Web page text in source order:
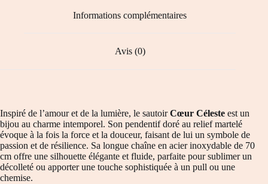
Informations complémentaires
Avis (0)
Inspiré de l’amour et de la lumière, le sautoirCœur Céleste est un
bijou au charme intemporel. Son pendentif doré au relief martelé
évoque à la fois la force et la douceur, faisant de lui un symbole de
passion et de résilience. Sa longue chaîne en acier inoxydable de 70
cm offre une silhouette élégante et fluide, parfaite pour sublimer un
décolleté ou apporter une touche sophistiquée à un pull ou une
chemise.